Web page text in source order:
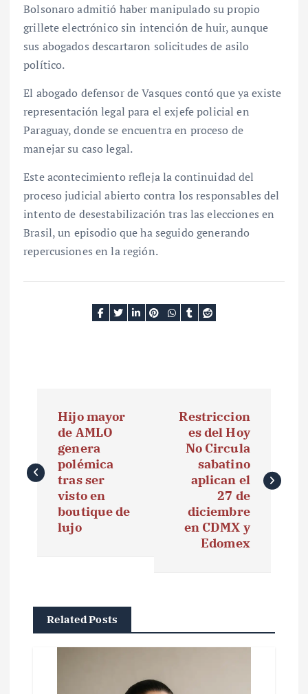
Bolsonaro admitió haber manipulado su propio
grillete electrónico sin intención de huir, aunque
sus abogados descartaron solicitudes de asilo
político.
El abogado defensor de Vasques contó que ya existe
representación legal para el exjefe policial en
Paraguay, donde se encuentra en proceso de
manejar su caso legal.
Este acontecimiento refleja la continuidad del
proceso judicial abierto contra los responsables del
intento de desestabilización tras las elecciones en
Brasil, un episodio que ha seguido generando
repercusiones en la región.
v
e
Hijo mayor
de AMLO
genera
polémica
tras ser
visto en
boutique de
lujo
Restriccion
es del Hoy
No Circula
sabatino
aplican el
27 de
diciembre
en CDMX y
Edomex
Related Posts